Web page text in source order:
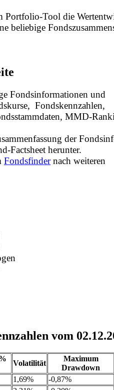
Portfolio-Tool die
beliebige
Fondsinformationen und
Fondskennzahlen,
MMD-
der
Factsheet herunter.
Fondsfindernach weiteren
vom
Volatilität
Maximum
Drawdown
1,69%
-0,87%